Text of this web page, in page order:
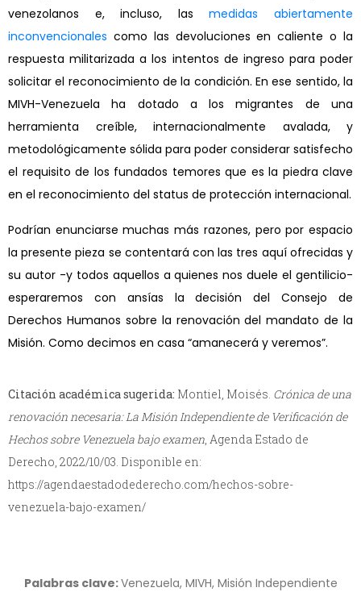
venezolanos e, incluso, las
medidas abiertamente
inconvencionales como las devoluciones en caliente o la
respuesta militarizada a los intentos de ingreso para poder
solicitar el reconocimiento de la condición. En ese sentido, la
MIVH-Venezuela ha dotado a los migrantes de una
herramienta creíble, internacionalmente avalada, y
metodológicamente sólida para poder considerar satisfecho
el requisito de los fundados temores que es la piedra clave
en el reconocimiento del status de protección internacional.
Podrían enunciarse muchas más razones, pero por espacio
la presente pieza se contentará con las tres aquí ofrecidas y
su autor -y todos aquellos a quienes nos duele el gentilicio-
esperaremos con ansías la decisión del Consejo de
Derechos Humanos sobre la renovación del mandato de la
Misión. Como decimos en casa “amanecerá y veremos”.
Citación académica sugerida: Montiel, Moisés. Crónica de una
renovación necesaria: La Misión Independiente de Verificación de
Hechos sobre Venezuela bajo examen , Agenda Estado de
Derecho, 2022/10/03. Disponible en:
https://agendaestadodederecho.com/hechos-sobre-
venezuela-bajo-examen/
Palabras clave:Venezuela, MIVH, Misión Independiente